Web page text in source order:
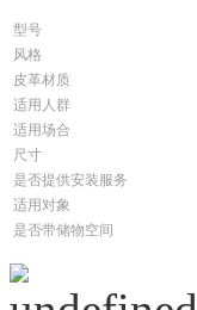
型号
风格
皮革材质
适用人群
适用场合
尺寸
是否提供安装服务
适用对象
是否带储物空间